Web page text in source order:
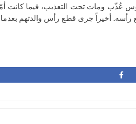
عُذّب ومات تحت التعذيب، فيما كانت
أخيراً جرى قطع رأس والدتهم